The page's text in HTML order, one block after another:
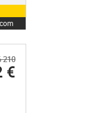
210
€